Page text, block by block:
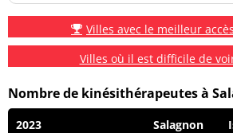
Villes avec le meilleur
Villes où il est difficile de
Nombre de kinésithérapeutes à
2023 Salagnon